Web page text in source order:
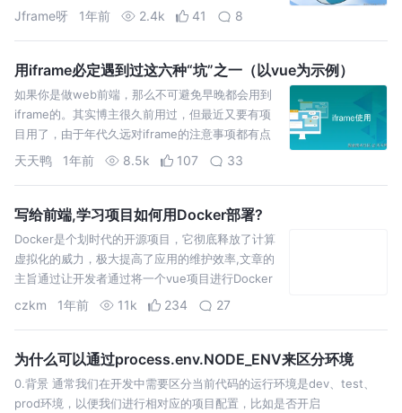
Jenkins镜像并运行容器，在Jenkins中实现自动化
Jframe呀 1年前 2.4k 41 8
用iframe必定遇到过这六种“坑”之一（以vue为示例）
如果你是做web前端，那么不可避免早晚都会用到
iframe的。其实博主很久前用过，但最近又要有项
目用了，由于年代久远对iframe的注意事项都有点
忘记了，然后想着总结一下比较需要注意的几个重
天天鸭 1年前 8.5k 107 33
写给前端,学习项目如何用Docker部署?
Docker是个划时代的开源项目，它彻底释放了计算
虚拟化的威力，极大提高了应用的维护效率,文章的
主旨通过让开发者通过将一个vue项目进行Docker
化,以达到对Docker学习作用
czkm 1年前 11k 234 27
为什么可以通过process.env.NODE_ENV来区分环境
0.背景 通常我们在开发中需要区分当前代码的运行环境是dev、test、
prod环境，以便我们进行相对应的项目配置，比如是否开启